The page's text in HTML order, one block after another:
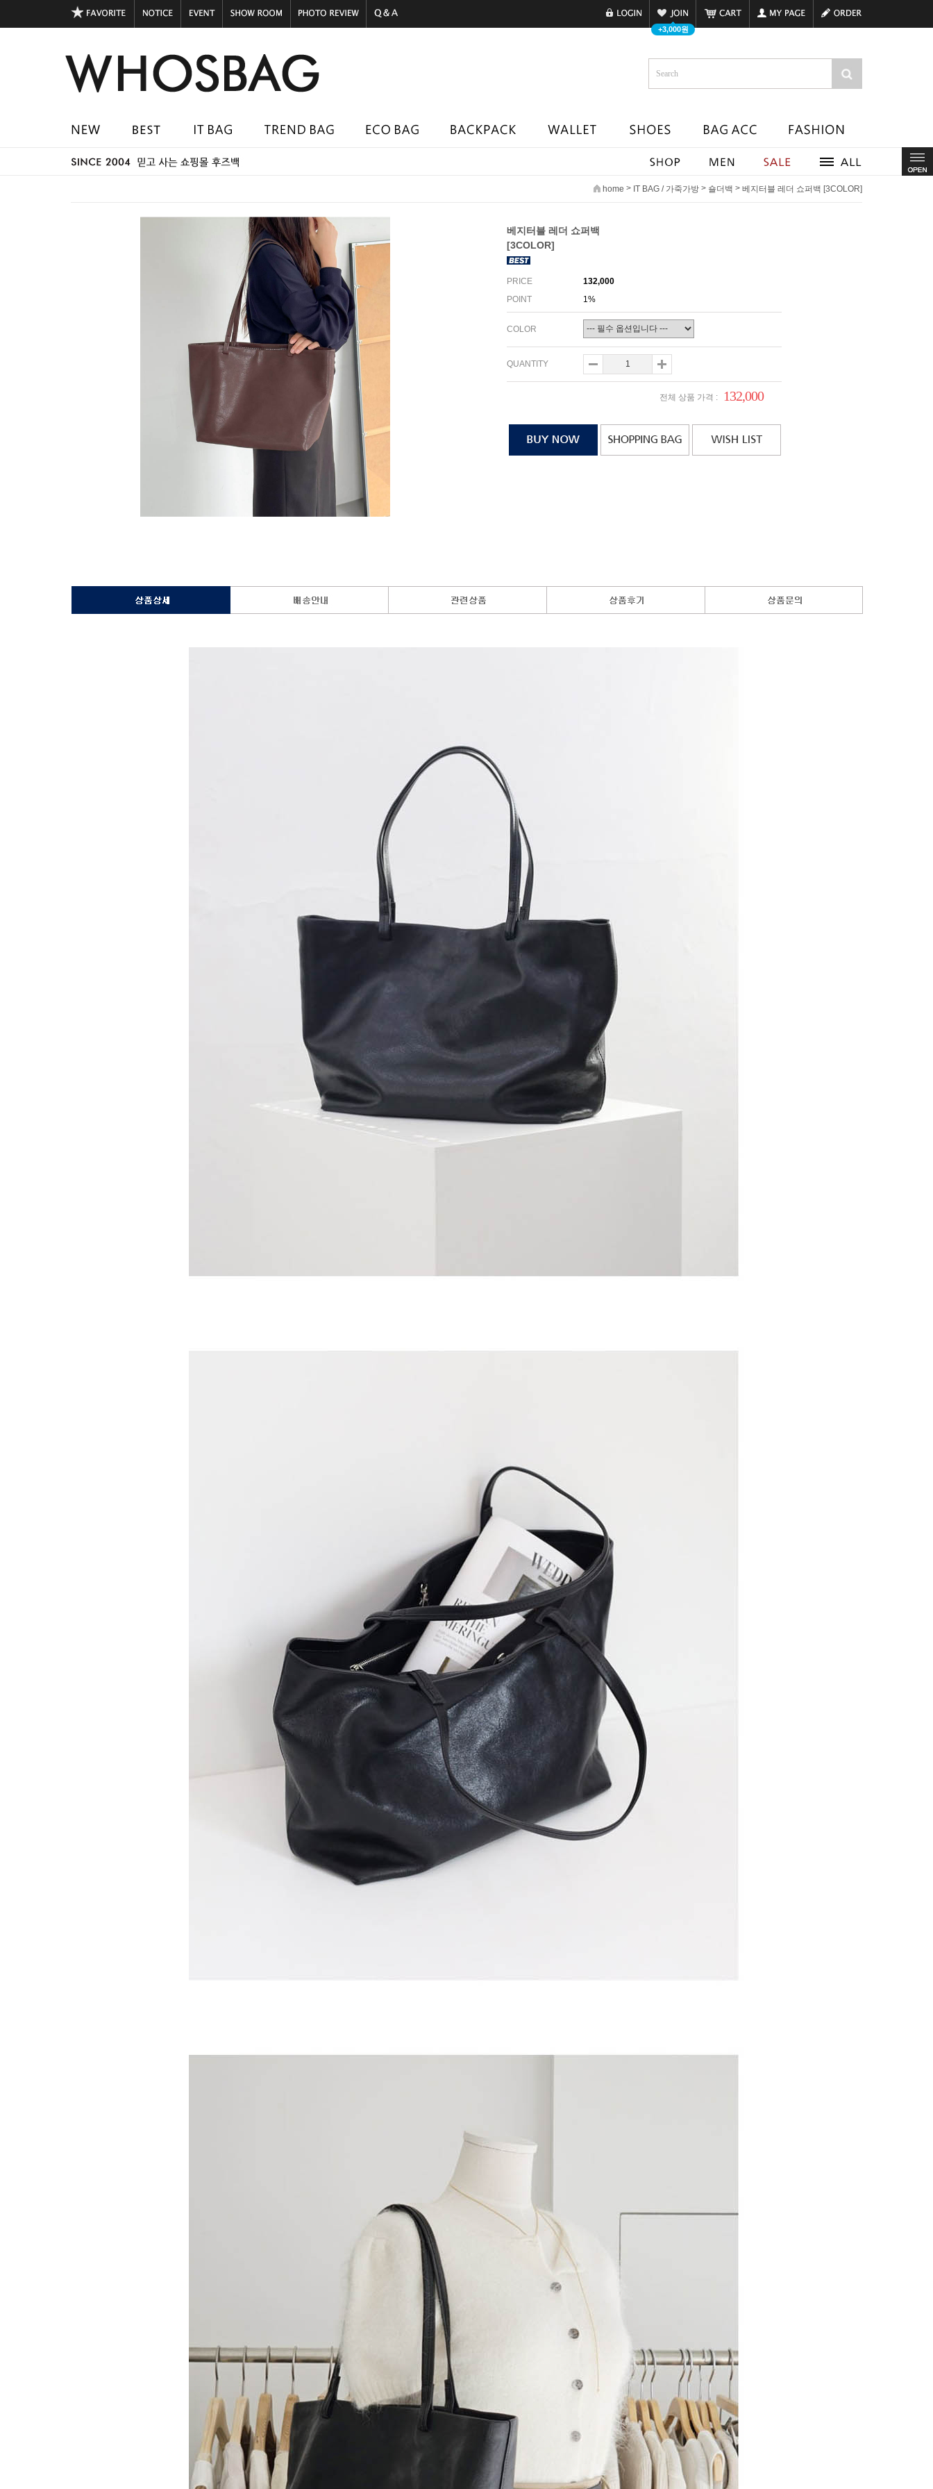
+3,000원
home > IT BAG / 가죽가방 > 숄더백 > 베지터블 레더 쇼퍼백 [3COLOR]
베지터블 레더 쇼퍼백
[3COLOR]
PRICE
132,000
POINT
1%
COLOR
QUANTITY
전체 상품 가격 : 132,000